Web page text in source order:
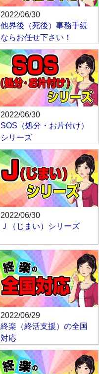
2022/06/30
他界後（死後）事務手続
ならお任せ下さい！
2022/06/30
SOS（処分・お片付け）
シリーズ
2022/06/30
Ｊ（じまい）シリーズ
2022/06/29
終楽（終活支援）の全国
対応